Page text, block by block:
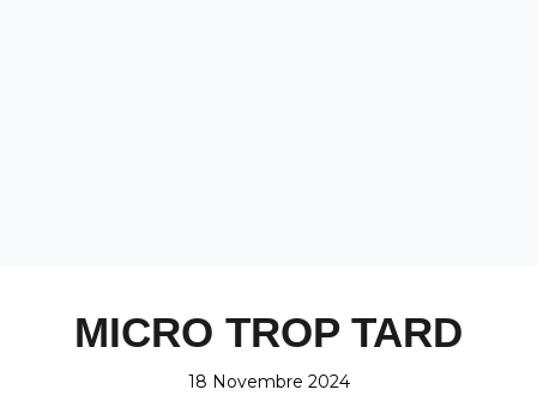
MICRO TROP TARD
18 Novembre 2024